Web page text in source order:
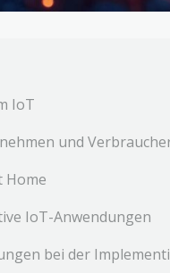
IoT
und
Home
IoT-Anwendungen
bei der